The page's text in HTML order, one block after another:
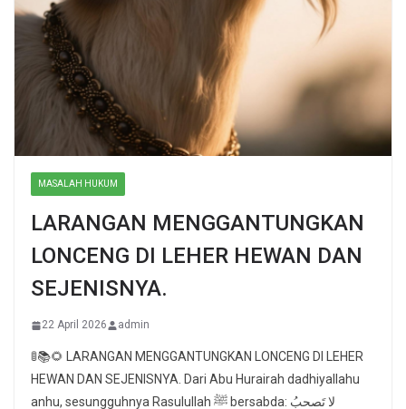
MASALAH HUKUM
LARANGAN MENGGANTUNGKAN
LONCENG DI LEHER HEWAN DAN
SEJENISNYA.
22 April 2026 admin
🚦📚🌻 LARANGAN MENGGANTUNGKAN LONCENG DI LEHER
HEWAN DAN SEJENISNYA. Dari Abu Hurairah dadhiyallahu
anhu, sesungguhnya Rasulullah ﷺ bersabda: لا تَصحبُ